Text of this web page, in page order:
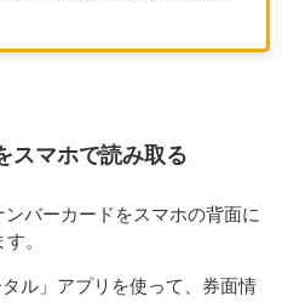
スマホで読み取る
バーカードをスマホの背面に
。
ル」アプリを使って、券面情